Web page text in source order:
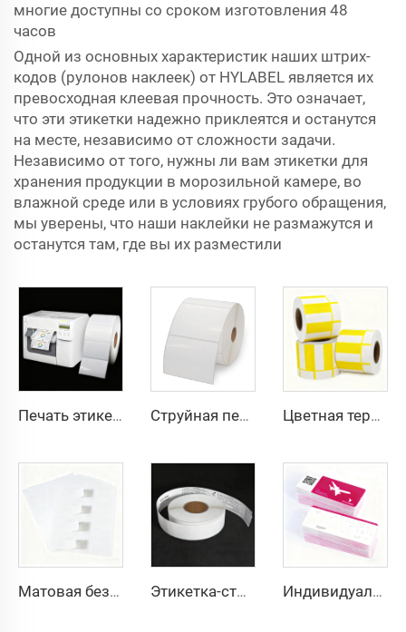
многие доступны со сроком изготовления 48
часов
Одной из основных характеристик наших штрих-
кодов (рулонов наклеек) от HYLABEL является их
превосходная клеевая прочность. Это означает,
что эти этикетки надежно приклеятся и останутся
на месте, независимо от сложности задачи.
Независимо от того, нужны ли вам этикетки для
хранения продукции в морозильной камере, во
влажной среде или в условиях грубого обращения,
мы уверены, что наши наклейки не размажутся и
останутся там, где вы их разместили
Печать этикеток нестандартного размера, непрерывная глянцевая и матовая синтетическая клеевая бумага для струйной печати, рулон 102 мм 216 мм, стикер для струйной печати Струйная печать на пленке БОПП, белые БОПП-этикетки, ПП-стикеры, синтетическая бумага, морозостойкая наклейка Цветная термоэтикетка с индивидуальным дизайном, штрих-код, ценник, термотоп-бумага из картона для супермаркета
Матовая безволокнистая веллум-этикетка формата А4, штрих-код, наклейка, лист этикеток А4 8,5x11 дюйма для лазерного и струйного принтера Этикетка-стикер для багажа авиакомпании, термоэтикетки из синтетической бумаги, прямое термопокрытие, пленка BOPP, бирка-этикетка для багажа Индивидуальная печать термобумаги из картона для авиабилетов, билетов на рейс, посадочных талонов, бумажные авиабилеты